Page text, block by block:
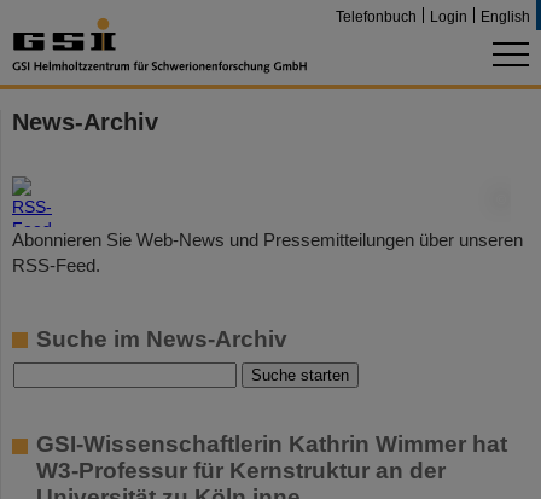
Telefonbuch Login English
News-Archiv
Abonnieren Sie Web-News und Pressemitteilungen über unseren
RSS-Feed.
Suche im News-Archiv
GSI-Wissenschaftlerin Kathrin Wimmer hat
W3-Professur für Kernstruktur an der